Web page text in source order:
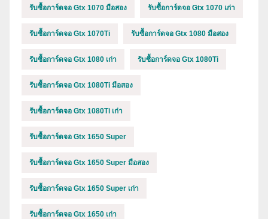
รับซื้อการ์ดจอ Gtx 1070 มือสอง รับซื้อการ์ดจอ Gtx 1070 เก่า
รับซื้อการ์ดจอ Gtx 1070Ti รับซื้อการ์ดจอ Gtx 1080 มือสอง
รับซื้อการ์ดจอ Gtx 1080 เก่า รับซื้อการ์ดจอ Gtx 1080Ti
รับซื้อการ์ดจอ Gtx 1080Ti มือสอง
รับซื้อการ์ดจอ Gtx 1080Ti เก่า
รับซื้อการ์ดจอ Gtx 1650 Super
รับซื้อการ์ดจอ Gtx 1650 Super มือสอง
รับซื้อการ์ดจอ Gtx 1650 Super เก่า
รับซื้อการ์ดจอ Gtx 1650 เก่า